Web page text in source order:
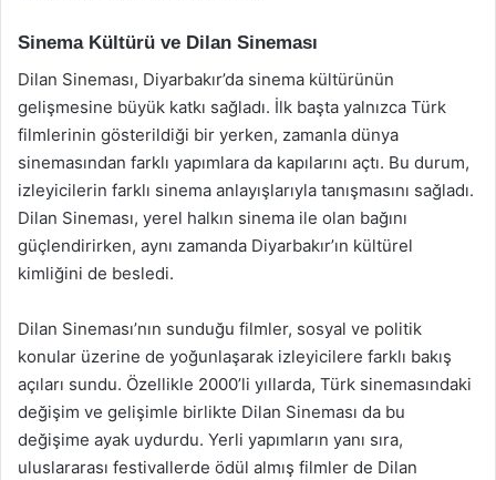
Sinema Kültürü ve Dilan Sineması
Dilan Sineması, Diyarbakır’da sinema kültürünün
gelişmesine büyük katkı sağladı. İlk başta yalnızca Türk
filmlerinin gösterildiği bir yerken, zamanla dünya
sinemasından farklı yapımlara da kapılarını açtı. Bu durum,
izleyicilerin farklı sinema anlayışlarıyla tanışmasını sağladı.
Dilan Sineması, yerel halkın sinema ile olan bağını
güçlendirirken, aynı zamanda Diyarbakır’ın kültürel
kimliğini de besledi.
Dilan Sineması’nın sunduğu filmler, sosyal ve politik
konular üzerine de yoğunlaşarak izleyicilere farklı bakış
açıları sundu. Özellikle 2000’li yıllarda, Türk sinemasındaki
değişim ve gelişimle birlikte Dilan Sineması da bu
değişime ayak uydurdu. Yerli yapımların yanı sıra,
uluslararası festivallerde ödül almış filmler de Dilan